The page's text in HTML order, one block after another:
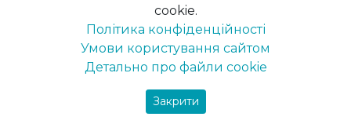
методом «мокрий по мокрому». У разі
зупинки робіт рекомендується уздовж лінії
закінчення робіт наклеїти малярську стрічку,
яку потім видалити разом із залишками
свіжоукладенної суміші після її
розрівнювання і загладжування. При
поновленні робіт, продовжувати з місця
cookie.
Політика конфіденційності
Умови користування сайтом
Детально про файли cookie
Закрити